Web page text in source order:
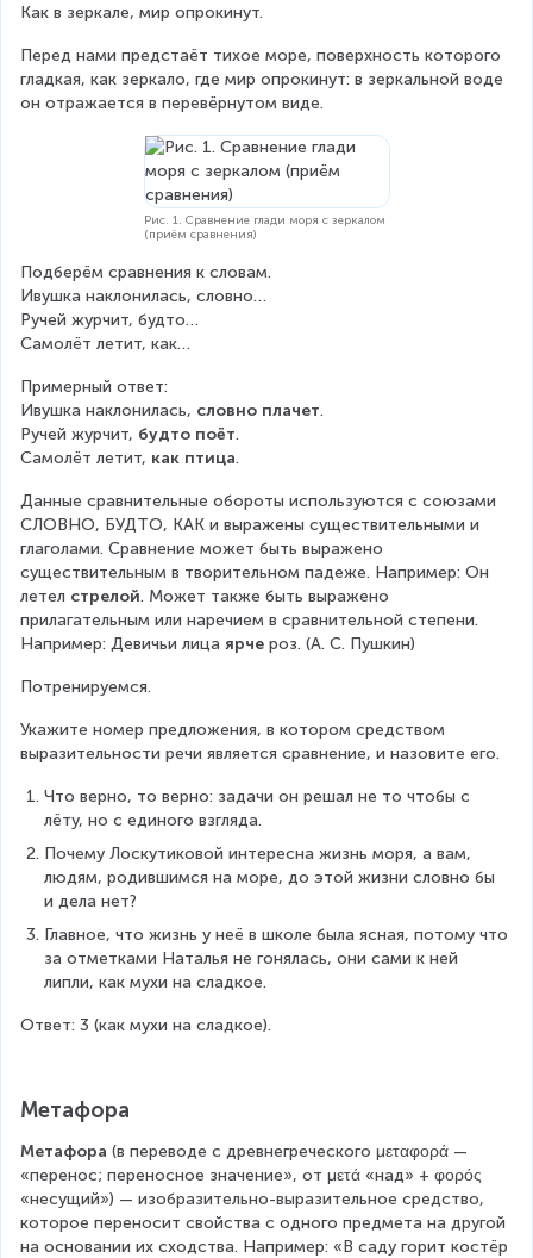
Как в зеркале, мир опрокинут.
Перед нами предстаёт тихое море, поверхность которого
гладкая, как зеркало, где мир опрокинут: в зеркальной воде
он отражается в перевёрнутом виде.
Рис. 1. Сравнение глади моря с зеркалом
(приём сравнения)
Подберём сравнения к словам.
Ивушка наклонилась, словно…
Ручей журчит, будто…
Самолёт летит, как…
Примерный ответ:
Ивушка наклонилась, словно плачет.
Ручей журчит, будто поёт.
Самолёт летит, как птица.
Данные сравнительные обороты используются с союзами
СЛОВНО, БУДТО, КАК и выражены существительными и
глаголами. Сравнение может быть выражено
существительным в творительном падеже. Например: Он
летел стрелой. Может также быть выражено
прилагательным или наречием в сравнительной степени.
Например: Девичьи лица ярче роз. (А. С. Пушкин)
Потренируемся.
Укажите номер предложения, в котором средством
выразительности речи является сравнение, и назовите его.
Что верно, то верно: задачи он решал не то чтобы с
лёту, но с единого взгляда.
Почему Лоскутиковой интересна жизнь моря, а вам,
людям, родившимся на море, до этой жизни словно бы
и дела нет?
Главное, что жизнь у неё в школе была ясная, потому что
за отметками Наталья не гонялась, они сами к ней
липли, как мухи на сладкое.
Ответ: 3 (как мухи на сладкое).
Метафора
Метафора (в переводе с древнегреческого μεταφορά —
«перенос; переносное значение», от μετά «над» + φορός
«несущий») — изобразительно-выразительное средство,
которое переносит свойства с одного предмета на другой
на основании их сходства. Например: «В саду горит костёр